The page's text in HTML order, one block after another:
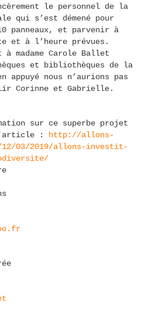
le personnel de la
qui s’est démené pour
panneaux, et parvenir à
et à l’heure prévues.
à madame Carole Ballet
et bibliothèques de la
appuyé nous n’aurions pas
Corinne et Gabrielle.
sur ce superbe projet
:
http://allons-
12/03/2019/allons-investit-